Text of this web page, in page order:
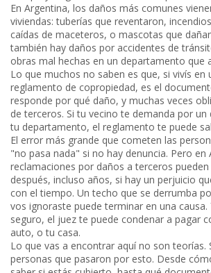
En Argentina, los daños más comunes
viviendas: tuberías que reventaron,
caídas de maceteros, o mascotas que
también hay daños por accidentes de
obras mal hechas en un departamento que
Lo que muchos no saben es que, si vivís en
reglamento de copropiedad, es el
responde por qué daño, y muchas veces
de terceros. Si tu vecino te demanda por un
tu departamento, el reglamento te puede
El error más grande que cometen las
"no pasa nada" si no hay denuncia. Pero en
reclamaciones por daños a terceros
después, incluso años, si hay un perjuicio
con el tiempo. Un techo que se derrumba
vos ignoraste puede terminar en una causa.
seguro, el juez te puede condenar a pagar
auto, o tu casa.
Lo que vas a encontrar aquí no son teorías.
personas que pasaron por esto. Desde